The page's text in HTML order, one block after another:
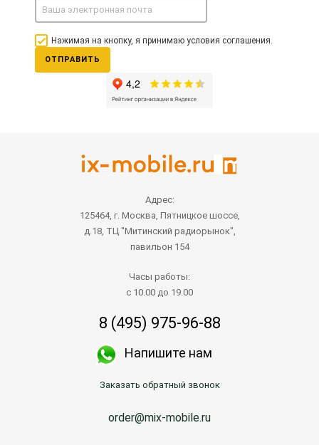
Нажимая на кнопку, я принимаю условия соглашения.
ОТПРАВИТЬ
Адрес:
125464, г. Москва, Пятницкое шоссе,
д.18, ТЦ "Митинский радиорынок",
павильон 154
Часы работы:
с 10.00 до 19.00
8 (495) 975-96-88
Напишите нам
Заказать обратный звонок
order@mix-mobile.ru